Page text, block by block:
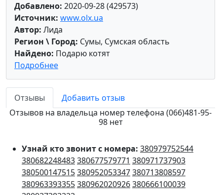
Добавлено: 2020-09-28 (429573)
Источник: www.olx.ua
Автор: Лида
Регион \ Город: Сумы, Сумская область
Найдено: Подарю котят
Подробнее
Отзывы
Добавить отзыв
Отзывов на владельца номер телефона (066)481-95-
98 нет
Узнай кто звонит с номера: 380979752544
380682248483380677579771 380971737903
380500147515380952053347380713808597
380963393355380962020926380666100039